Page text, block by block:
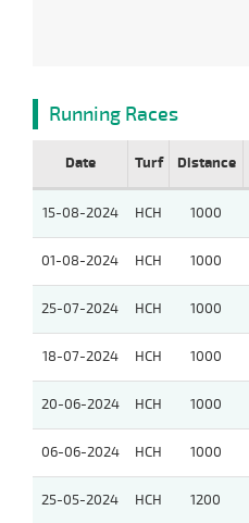
Running Races
Date Turf Distance
15-08-2024 HCH 1000
01-08-2024 HCH 1000
25-07-2024 HCH 1000
18-07-2024 HCH 1000
20-06-2024 HCH 1000
06-06-2024 HCH 1000
25-05-2024 HCH 1200